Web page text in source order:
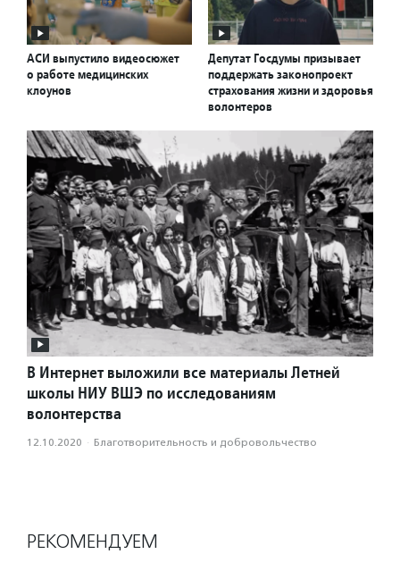
АСИ выпустило видеосюжет
о работе медицинских
клоунов
Депутат Госдумы призывает
поддержать законопроект
страхования жизни и здоровья
волонтеров
В Интернет выложили все материалы Летней
школы НИУ ВШЭ по исследованиям
волонтерства
12.10.2020 · Благотвори­тель­ность и доброволь­чест­во
РЕКОМЕНДУЕМ